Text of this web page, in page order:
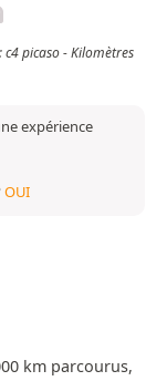
picaso - Kilomètres
expérience
OUI
km parcourus,